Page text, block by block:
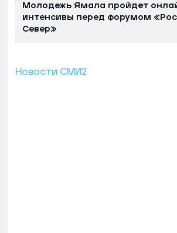
Молодежь Ямала пройдет
интенсивы перед форумом
Север»
Новости СМИ2